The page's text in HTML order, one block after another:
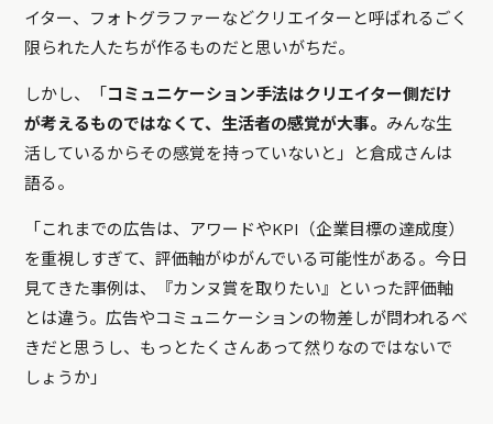
イター、フォトグラファーなどクリエイターと呼ばれるごく
限られた人たちが作るものだと思いがちだ。
しかし、「 コミュニケーション手法はクリエイター側だけ
が考えるものではなくて、生活者の感覚が大事。 みんな生
活しているからその感覚を持っていないと」と倉成さんは
語る。
「これまでの広告は、アワードやKPI（企業目標の達成度）
を重視しすぎて、評価軸がゆがんでいる可能性がある。今日
見てきた事例は、『カンヌ賞を取りたい』といった評価軸
とは違う。広告やコミュニケーションの物差しが問われるべ
きだと思うし、もっとたくさんあって然りなのではないで
しょうか」